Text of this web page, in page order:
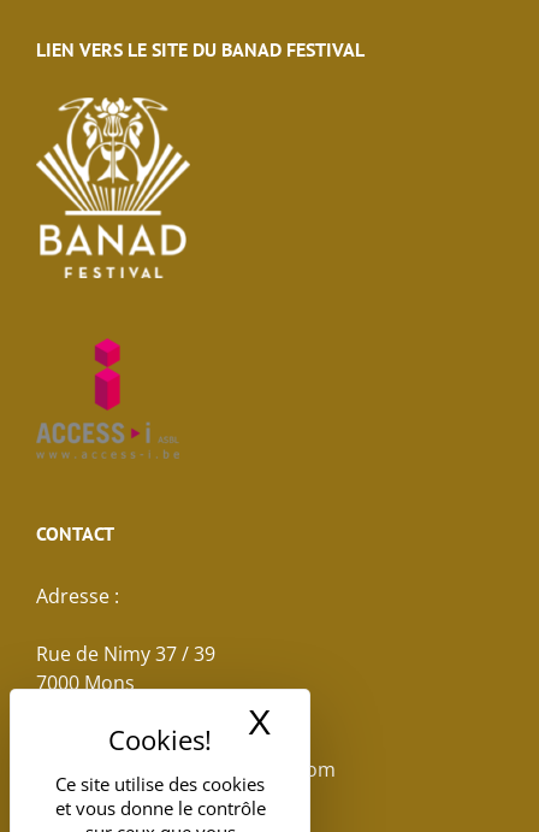
Ce site utilise des cookies
et vous donne le contrôle
X
LIEN VERS LE SITE DU BANAD FESTIVAL
CONTACT
Adresse :
Rue de Nimy 37 / 39
7000 Mons
reservations.losseau@gmail.com